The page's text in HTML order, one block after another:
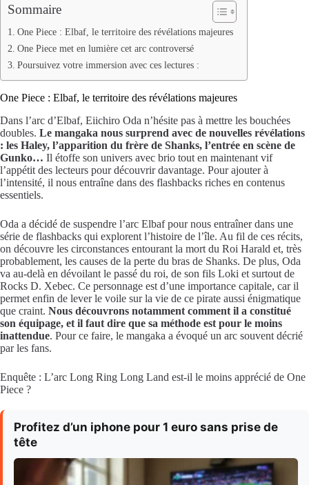
Sommaire
One Piece : Elbaf, le territoire des révélations majeures
One Piece met en lumière cet arc controversé
Poursuivez votre immersion avec ces lectures :
One Piece : Elbaf, le territoire des révélations majeures
Dans l’arc d’Elbaf, Eiichiro Oda n’hésite pas à mettre les bouchées
doubles. Le mangaka nous surprend avec de nouvelles révélations
: les Haley, l’apparition du frère de Shanks, l’entrée en scène de
Gunko… Il étoffe son univers avec brio tout en maintenant vif
l’appétit des lecteurs pour découvrir davantage. Pour ajouter à
l’intensité, il nous entraîne dans des flashbacks riches en contenus
essentiels.
Oda a décidé de suspendre l’arc Elbaf pour nous entraîner dans une
série de flashbacks qui explorent l’histoire de l’île. Au fil de ces récits,
on découvre les circonstances entourant la mort du Roi Harald et, très
probablement, les causes de la perte du bras de Shanks. De plus, Oda
va au-delà en dévoilant le passé du roi, de son fils Loki et surtout de
Rocks D. Xebec. Ce personnage est d’une importance capitale, car il
permet enfin de lever le voile sur la vie de ce pirate aussi énigmatique
que craint. Nous découvrons notamment comment il a constitué
son équipage, et il faut dire que sa méthode est pour le moins
inattendue. Pour ce faire, le mangaka a évoqué un arc souvent décrié
par les fans.
Enquête : L’arc Long Ring Long Land est-il le moins apprécié de One
Piece ?
Profitez d’un iphone pour 1 euro sans prise de
tête